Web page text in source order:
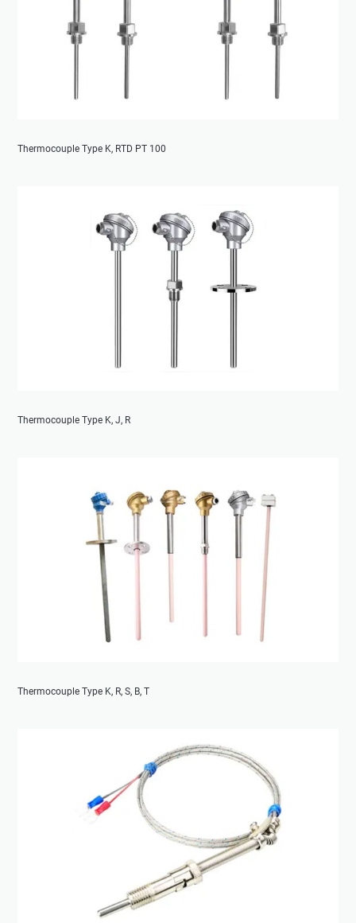
Thermocouple Type K, RTD PT 100
Thermocouple Type K, J, R
Thermocouple Type K, R, S, B, T